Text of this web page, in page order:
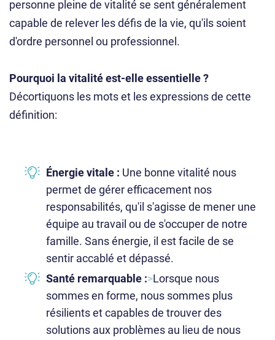
personne pleine de vitalité se sent généralement
capable de relever les défis de la vie, qu'ils soient
d'ordre personnel ou professionnel.
Pourquoi la vitalité est-elle essentielle ?
Décortiquons les mots et les expressions de cette
définition:
Énergie vitale : Une bonne vitalité nous
permet de gérer efficacement nos
responsabilités, qu'il s'agisse de mener une
équipe au travail ou de s'occuper de notre
famille. Sans énergie, il est facile de se
sentir accablé et dépassé.
Santé remarquable :>Lorsque nous
sommes en forme, nous sommes plus
résilients et capables de trouver des
solutions aux problèmes au lieu de nous